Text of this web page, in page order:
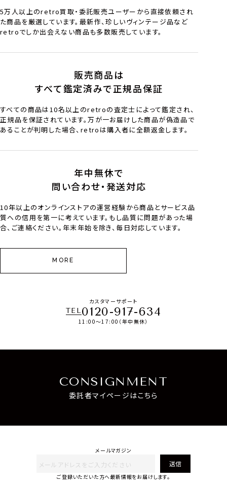
5万人以上のretro買取・委託販売ユーザーから直接依頼され
た商品を厳選しています。最新作、珍しいヴィンテージ品など
retroでしか出会えない商品も多数販売しています。
販売商品は
すべて鑑定済みで正規品保証
すべての商品は10名以上のretroの査定士によって鑑定され、
正規品を保証されています。万が一お届けした商品が偽造品で
あることが判明した場合、retroは購入者に全額返金します。
年中無休で
問い合わせ・発送対応
10年以上のオンラインストアの運営経験から商品とサービス品
質への信用を第一に考えています。もし品質に問題があった場
合、ご連絡ください。年末年始を除き、毎日対応しています。
MORE
カスタマーサポート
TEL0120-917-634
11:00～17:00（年中無休）
CONSIGNMENT
委託者マイページはこちら
メールマガジン
送信
ご登録いただいた方へ最新情報をお届けします。